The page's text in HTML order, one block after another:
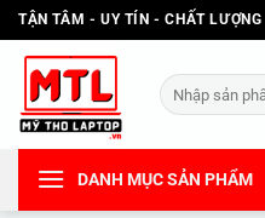
Bỏ
qua
dung
TẬN TÂM - UY TÍN - CHẤT LƯỢNG
Tìm
kiếm:
DANH MỤC SẢN PHẨM